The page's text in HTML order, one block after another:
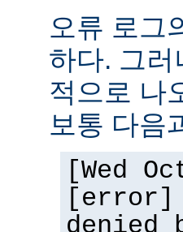
오류 로그
하다. 그
적으로 나
보통 다음
[Wed